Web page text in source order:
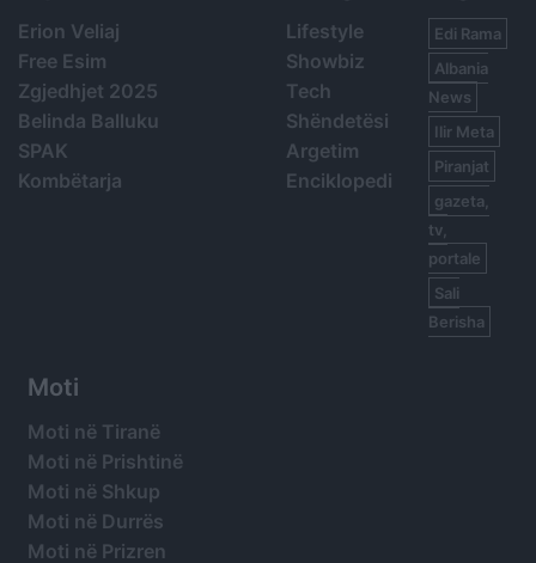
Erion Veliaj
Free Esim
Zgjedhjet 2025
Belinda Balluku
SPAK
Kombëtarja
Lifestyle
Showbiz
Tech
Shëndetësi
Argetim
Enciklopedi
Edi Rama
Albania
News
Ilir Meta
Piranjat
gazeta,
tv,
portale
Sali
Berisha
Moti
Moti në Tiranë
Moti në Prishtinë
Moti në Shkup
Moti në Durrës
Moti në Prizren